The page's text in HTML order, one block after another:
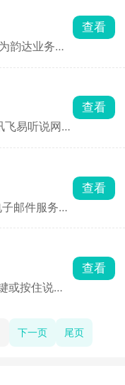
置富文本编
语音转文
。无广告，
时捕捉灵
韵达业务员
子面单系
收件人信
达快递员的
查看
易听说网络
实现在软件
成绩等功能
告，让各位
提高老师教
查看
邮件服务应
邮件，确保
。用户可以
无需频繁切
复不同账户
中与同事沟
添加任务事项
查看
或按住说
拟键盘设
、邮件等任
查看
下一页 尾页